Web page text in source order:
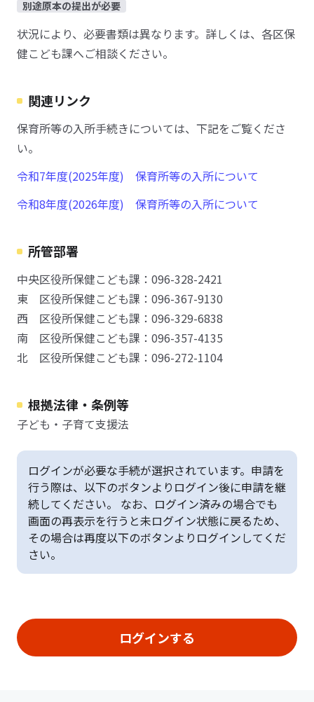
別途原本の提出が必要
状況により、必要書類は異なります。詳しくは、各区保
健こども課へご相談ください。
関連リンク
保育所等の入所手続きについては、下記をご覧くださ
い。
令和7年度(2025年度) 保育所等の入所について
令和8年度(2026年度) 保育所等の入所について
所管部署
中央区役所保健こども課：096-328-2421
東 区役所保健こども課：096-367-9130
西 区役所保健こども課：096-329-6838
南 区役所保健こども課：096-357-4135
北 区役所保健こども課：096-272-1104
根拠法律・条例等
子ども・子育て支援法
ログインが必要な手続が選択されています。申請を
行う際は、以下のボタンよりログイン後に申請を継
続してください。 なお、ログイン済みの場合でも
画面の再表示を行うと未ログイン状態に戻るため、
その場合は再度以下のボタンよりログインしてくだ
さい。